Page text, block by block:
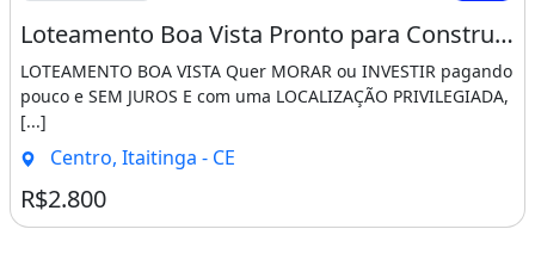
Loteamento Boa Vista Pronto para Construir Saia do Aluguel Agora!!!!. Fale Conosco
LOTEAMENTO BOA VISTA Quer MORAR ou INVESTIR pagando
pouco e SEM JUROS E com uma LOCALIZAÇÃO PRIVILEGIADA,
[...]
Centro, Itaitinga - CE
R$2.800